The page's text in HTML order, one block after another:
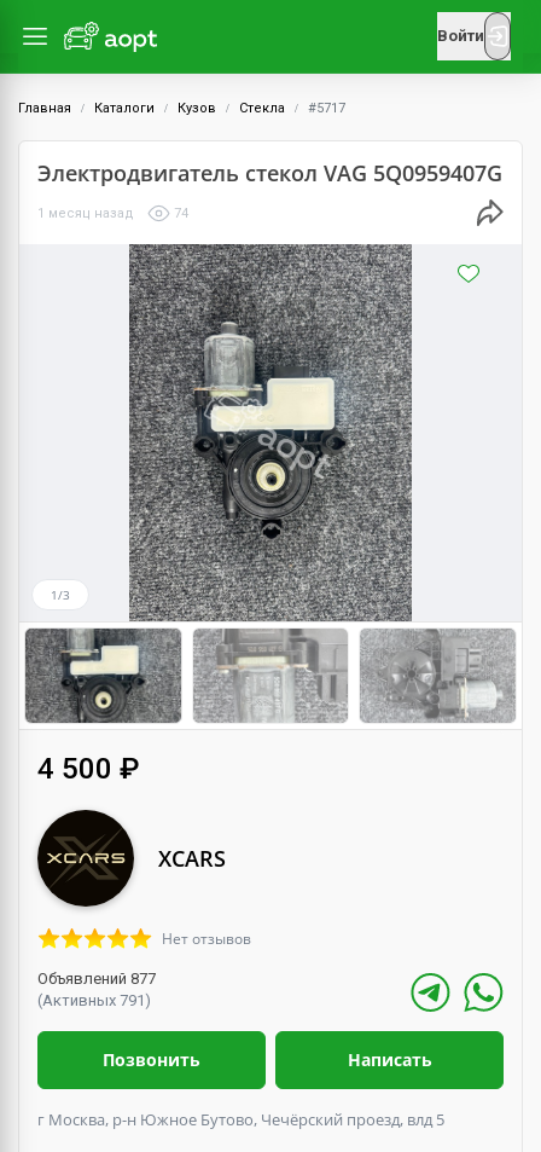
Войти
Главная Каталоги Кузов Стекла #5717
Электродвигатель стекол VAG 5Q0959407G
1 месяц назад 74
1/3
4 500 ₽
XCARS
Нет отзывов
Объявлений 877
(Активных 791)
Позвонить Написать
г Москва, р-н Южное Бутово, Чечёрский проезд, влд 5